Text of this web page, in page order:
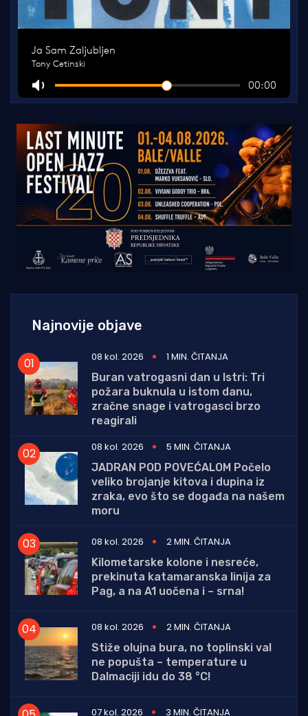
Najnovije objave
08 kol. 2026
1 MIN. ČITANJA
Buran vatrogasni dan u Istri: Tri
požara buknula u istom danu,
zračne snage i vatrogasci brzo
reagirali
08 kol. 2026
5 MIN. ČITANJA
JADRAN POD POVEĆALOM Počelo
veliko brojanje kitova i dupina iz
zraka, evo što se događa na našem
moru
08 kol. 2026
2 MIN. ČITANJA
Kilometarske kolone i nesreće,
prekinuta katamaranska linija za
Pag, a na A1 uočena i – srna!
08 kol. 2026
2 MIN. ČITANJA
Stiže olujna bura, no toplinski val
ne popušta – temperature u
Dalmaciji idu do 38 °C!
07 kol. 2026
3 MIN. ČITANJA